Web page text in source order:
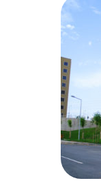
Seguro
síndico
Quais são os
síndicos ao